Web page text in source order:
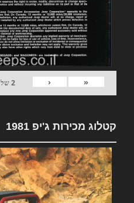
«
‹
2של
קטלוג מכירות ג'יפ 1981